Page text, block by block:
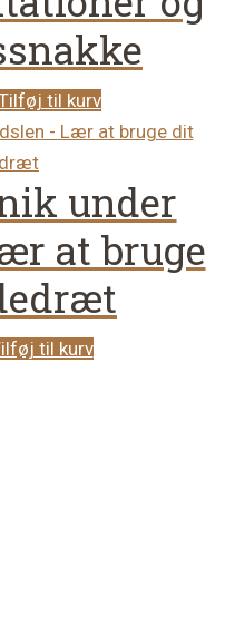
til kurv
under
at bruge
til kurv